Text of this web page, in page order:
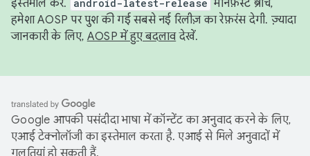
इस्तेमाल करें.
android-latest-release मेनिफ़ेस्ट ब्रांच,
हमेशा AOSP पर पुश की गई सबसे नई रिलीज़ का रेफ़रंस देगी. ज़्यादा
जानकारी के लिए, AOSP में हुए बदलावदेखें.
Google आपकी पसंदीदा भाषा में कॉन्टेंट का अनुवाद करने के लिए,
एआई टेक्नोलॉजी का इस्तेमाल करता है. एआई से मिले अनुवादों में
गलतियां हो सकती हैं.